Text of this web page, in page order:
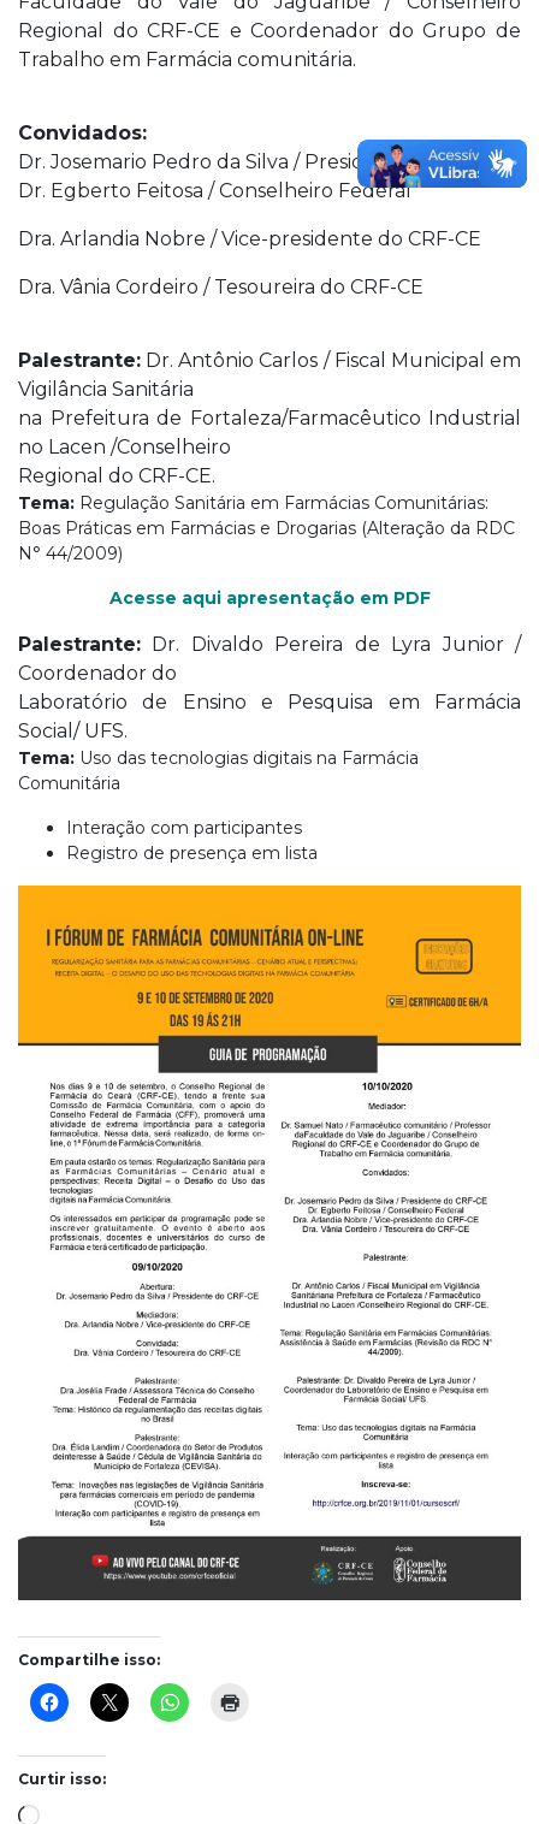
Regional do CRF-CE e Coordenador do Grupo de
Trabalho em Farmácia comunitária.
Convidados:
Dr. Josemario Pedro da Silva / Presidente do CRF-CE
Dr. Egberto Feitosa / Conselheiro Federal
Dra. Arlandia Nobre / Vice-presidente do CRF-CE
Dra. Vânia Cordeiro / Tesoureira do CRF-CE
Palestrante: Dr. Antônio Carlos / Fiscal Municipal em
Vigilância Sanitária
na Prefeitura de Fortaleza/Farmacêutico Industrial
no Lacen /Conselheiro
Regional do CRF-CE.
Tema: Regulação Sanitária em Farmácias Comunitárias:
Boas Práticas em Farmácias e Drogarias (Alteração da RDC
N° 44/2009)
Acesse aqui apresentação em PDF
Palestrante: Dr. Divaldo Pereira de Lyra Junior /
Coordenador do
Laboratório de Ensino e Pesquisa em Farmácia
Social/ UFS.
Tema: Uso das tecnologias digitais na Farmácia
Comunitária
Interação com participantes
Registro de presença em lista
Compartilhe isso:
Curtir isso:
Carregando...